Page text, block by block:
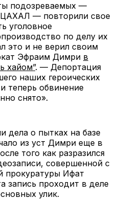
подозреваемых —
ЦАХАЛ — повторили свое
уголовное
по делу их
это и не верил своим
Эфраим Димри в
хайом”. — Депортация
наших героических
теперь обвинение
снято».
дела о пытках на базе
из уст Димри еще в
того как разразился
совершенной с
прокуратуры Ифат
запись проходит в деле
улик.